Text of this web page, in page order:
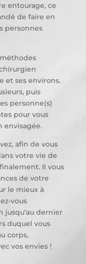
entourage, ce
de faire en
personnes
et ses environs.
puis
personne(s)
pour vous
envisagée.
afin de vous
votre vie de
Il vous
de votre
le mieux à
vous
jusqu’au dernier
duquel vous
corps,
vos envies !